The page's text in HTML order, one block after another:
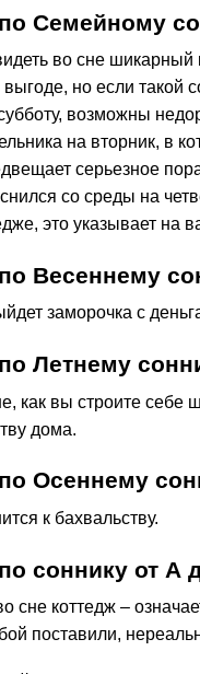
Семейному
во сне шикарный
но если такой
возможны
на вторник, в
серьезное
со среды на
это указывает на
Весеннему
заморочка с
Летнему
как вы строите себе
дома.
Осеннему
к бахвальству.
соннику от А
сне коттедж –
поставили,